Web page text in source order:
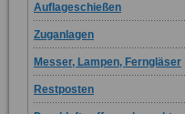
Auflageschießen
Zuganlagen
Messer, Lampen, Ferngläser
Restposten